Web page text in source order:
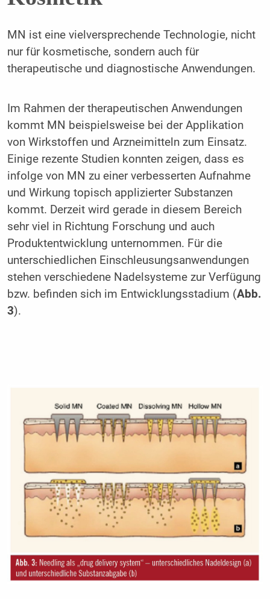
MN ist eine vielversprechende Technologie, nicht
nur für kosmetische, sondern auch für
therapeutische und diagnostische Anwendungen.
Im Rahmen der therapeutischen Anwendungen
kommt MN beispielsweise bei der Applikation
von Wirkstoffen und Arzneimitteln zum Einsatz.
Einige rezente Studien konnten zeigen, dass es
infolge von MN zu einer verbesserten Aufnahme
und Wirkung topisch applizierter Substanzen
kommt. Derzeit wird gerade in diesem Bereich
sehr viel in Richtung Forschung und auch
Produktentwicklung unternommen. Für die
unterschiedlichen Einschleusungsanwendungen
stehen verschiedene Nadelsysteme zur Verfügung
bzw. befinden sich im Entwicklungsstadium (Abb.
3).